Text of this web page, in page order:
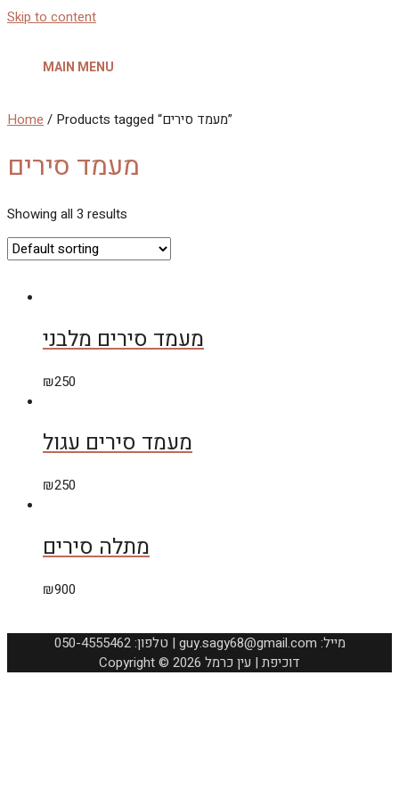
Skip to content
MAIN MENU
Home / Products tagged “מעמד סירים”
מעמד סירים
Showing all 3 results
מעמד סירים מלבני
₪250
מעמד סירים עגול
₪250
מתלה סירים
₪900
050-4555462 :טלפון | guy.sagy68@gmail.com :מייל
Copyright © 2026 דוכיפת | עין כרמל